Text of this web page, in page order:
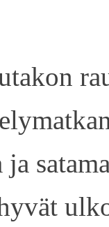
ja